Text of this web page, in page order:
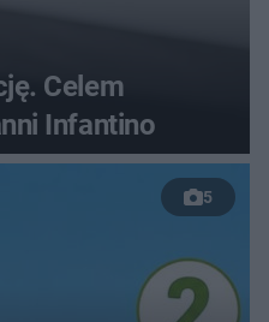
Celem
Infantino
5